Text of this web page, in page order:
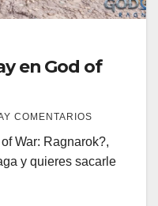
en God of
COMENTARIOS
War: Ragnarok?,
y quieres sacarle